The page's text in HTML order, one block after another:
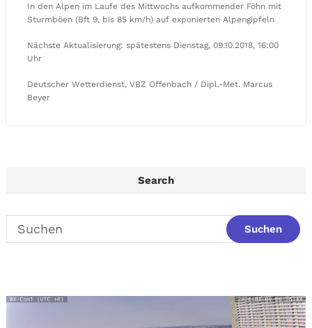
In den Alpen im Laufe des Mittwochs aufkommender Föhn mit
Sturmböen (Bft 9, bis 85 km/h) auf exponierten Alpengipfeln
Nächste Aktualisierung: spätestens Dienstag, 09.10.2018, 16:00
Uhr
Deutscher Wetterdienst, VBZ Offenbach / Dipl.-Met. Marcus
Beyer
Search